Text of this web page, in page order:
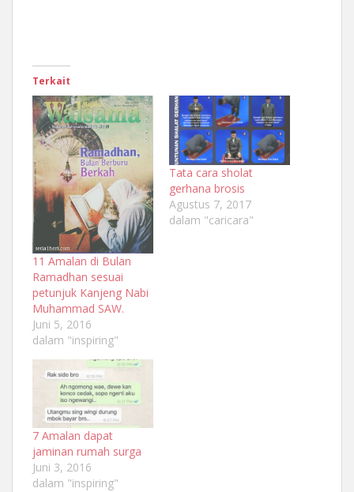
Terkait
11 Amalan di Bulan
Ramadhan sesuai
petunjuk Kanjeng Nabi
Muhammad SAW.
Juni 5, 2016
dalam "inspiring"
Tata cara sholat
gerhana brosis
Agustus 7, 2017
dalam "caricara"
7 Amalan dapat
jaminan rumah surga
Juni 3, 2016
dalam "inspiring"